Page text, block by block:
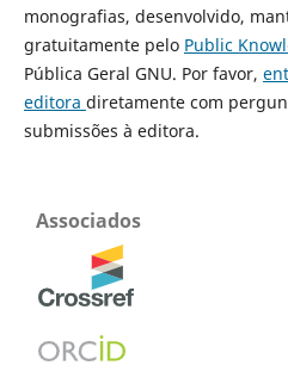
monografias, desenvolvido,
gratuitamente pelo Public
Pública Geral GNU. Por favor,
editora diretamente com
submissões à editora.
Associados